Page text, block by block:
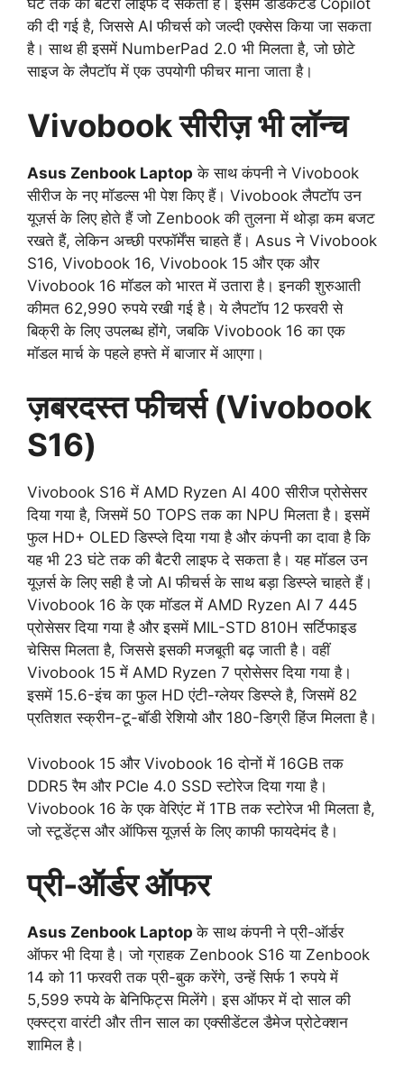
घंटे तक की बैटरी लाइफ दे सकता है। इसमें डेडिकेटेड Copilot
की दी गई है, जिससे AI फीचर्स को जल्दी एक्सेस किया जा सकता
है। साथ ही इसमें NumberPad 2.0 भी मिलता है, जो छोटे
साइज के लैपटॉप में एक उपयोगी फीचर माना जाता है।
Vivobook सीरीज़ भी लॉन्च
Asus Zenbook Laptop के साथ कंपनी ने Vivobook
सीरीज के नए मॉडल्स भी पेश किए हैं। Vivobook लैपटॉप उन
यूज़र्स के लिए होते हैं जो Zenbook की तुलना में थोड़ा कम बजट
रखते हैं, लेकिन अच्छी परफॉर्मेंस चाहते हैं। Asus ने Vivobook
S16, Vivobook 16, Vivobook 15 और एक और
Vivobook 16 मॉडल को भारत में उतारा है। इनकी शुरुआती
कीमत 62,990 रुपये रखी गई है। ये लैपटॉप 12 फरवरी से
बिक्री के लिए उपलब्ध होंगे, जबकि Vivobook 16 का एक
मॉडल मार्च के पहले हफ्ते में बाजार में आएगा।
ज़बरदस्त फीचर्स (Vivobook
S16)
Vivobook S16 में AMD Ryzen AI 400 सीरीज प्रोसेसर
दिया गया है, जिसमें 50 TOPS तक का NPU मिलता है। इसमें
फुल HD+ OLED डिस्प्ले दिया गया है और कंपनी का दावा है कि
यह भी 23 घंटे तक की बैटरी लाइफ दे सकता है। यह मॉडल उन
यूज़र्स के लिए सही है जो AI फीचर्स के साथ बड़ा डिस्प्ले चाहते हैं।
Vivobook 16 के एक मॉडल में AMD Ryzen AI 7 445
प्रोसेसर दिया गया है और इसमें MIL-STD 810H सर्टिफाइड
चेसिस मिलता है, जिससे इसकी मजबूती बढ़ जाती है। वहीं
Vivobook 15 में AMD Ryzen 7 प्रोसेसर दिया गया है।
इसमें 15.6-इंच का फुल HD एंटी-ग्लेयर डिस्प्ले है, जिसमें 82
प्रतिशत स्क्रीन-टू-बॉडी रेशियो और 180-डिग्री हिंज मिलता है।
Vivobook 15 और Vivobook 16 दोनों में 16GB तक
DDR5 रैम और PCIe 4.0 SSD स्टोरेज दिया गया है।
Vivobook 16 के एक वेरिएंट में 1TB तक स्टोरेज भी मिलता है,
जो स्टूडेंट्स और ऑफिस यूज़र्स के लिए काफी फायदेमंद है।
प्री-ऑर्डर ऑफर
Asus Zenbook Laptopके साथ कंपनी ने प्री-ऑर्डर
ऑफर भी दिया है। जो ग्राहक Zenbook S16 या Zenbook
14 को 11 फरवरी तक प्री-बुक करेंगे, उन्हें सिर्फ 1 रुपये में
5,599 रुपये के बेनिफिट्स मिलेंगे। इस ऑफर में दो साल की
एक्स्ट्रा वारंटी और तीन साल का एक्सीडेंटल डैमेज प्रोटेक्शन
शामिल है।